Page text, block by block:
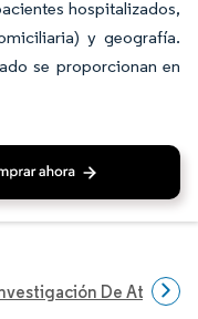
hospitalizados,
y geografía.
se proporcionan en
De